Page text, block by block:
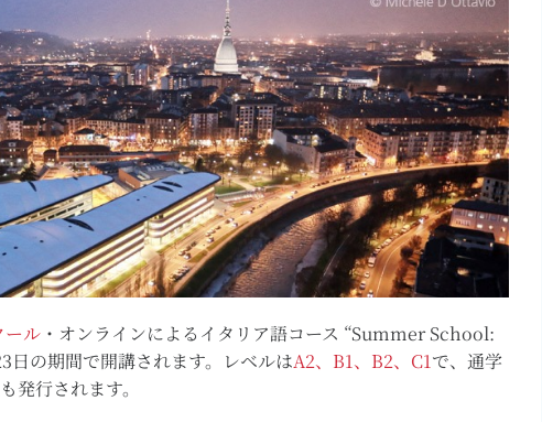
ール・オンラインによるイタリア語コース “Summer School:
の期間で開講されます。レベルはA2、B1、B2、C1で、通学
発行されます。